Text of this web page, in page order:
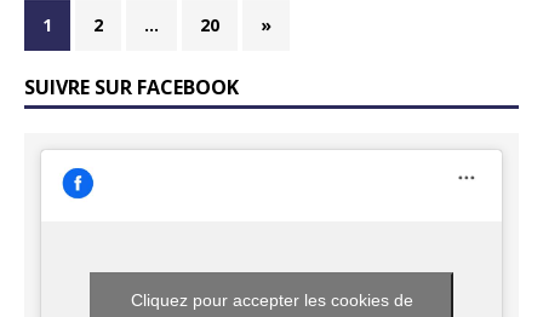
1 2 … 20 »
SUIVRE SUR FACEBOOK
Cliquez pour accepter les cookies de